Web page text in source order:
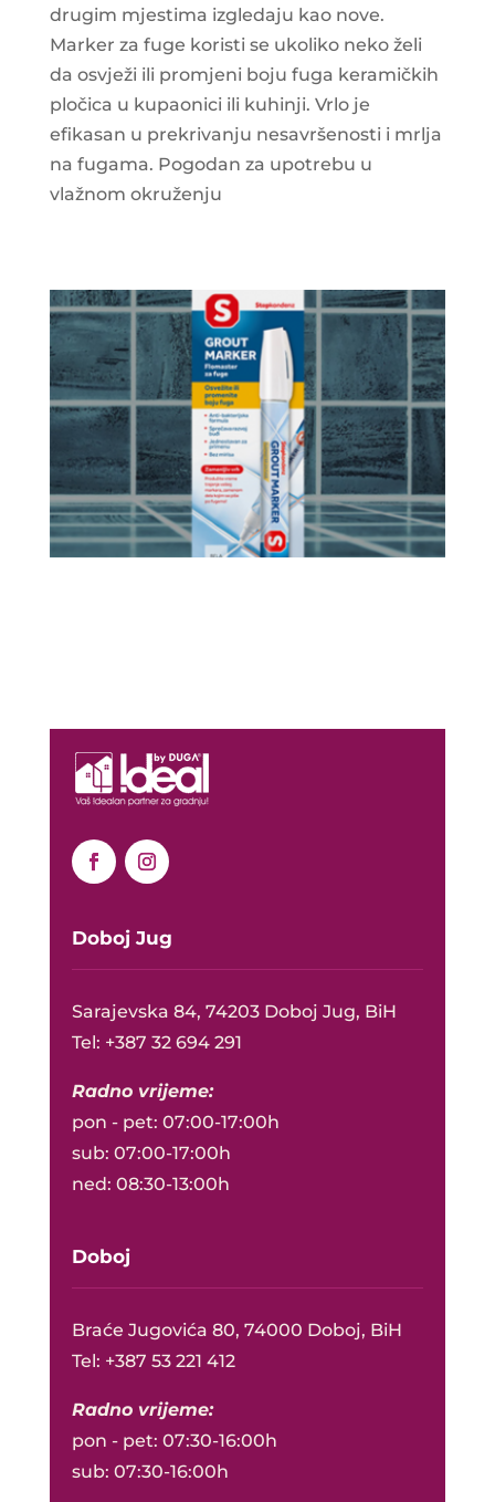
drugim mjestima izgledaju kao nove.
Marker za fuge koristi se ukoliko neko želi
da osvježi ili promjeni boju fuga keramičkih
pločica u kupaonici ili kuhinji. Vrlo je
efikasan u prekrivanju nesavršenosti i mrlja
na fugama. Pogodan za upotrebu u
vlažnom okruženju
Doboj Jug
Sarajevska 84, 74203 Doboj Jug, BiH
Tel: +387 32 694 291
Radno vrijeme:
pon - pet: 07:00-17:00h
sub: 07:00-17:00h
ned: 08:30-13:00h
Doboj
Braće Jugovića 80, 74000 Doboj, BiH
Tel: +387 53 221 412
Radno vrijeme:
pon - pet: 07:30-16:00h
sub: 07:30-16:00h